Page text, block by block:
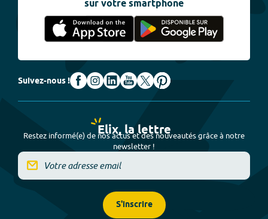
sur votre smartphone
Suivez-nous !
Elix, la lettre
Restez informé(e) de nos actus et des nouveautés grâce à notre
newsletter !
S'inscrire